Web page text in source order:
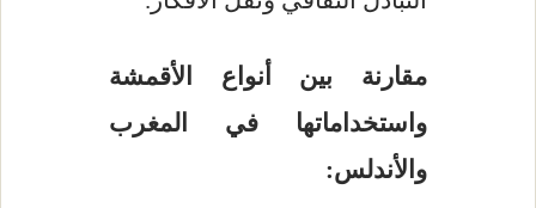
مقارنة بين أنواع الأقمشة
واستخداماتها في المغرب
والأندلس: